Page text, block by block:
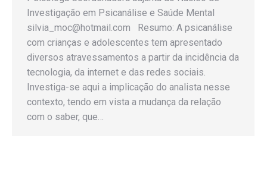
Investigação em Psicanálise e Saúde Mental
silvia_moc@hotmail.com Resumo: A psicanálise
com crianças e adolescentes tem apresentado
diversos atravessamentos a partir da incidência da
tecnologia, da internet e das redes sociais.
Investiga-se aqui a implicação do analista nesse
contexto, tendo em vista a mudança da relação
com o saber, que…